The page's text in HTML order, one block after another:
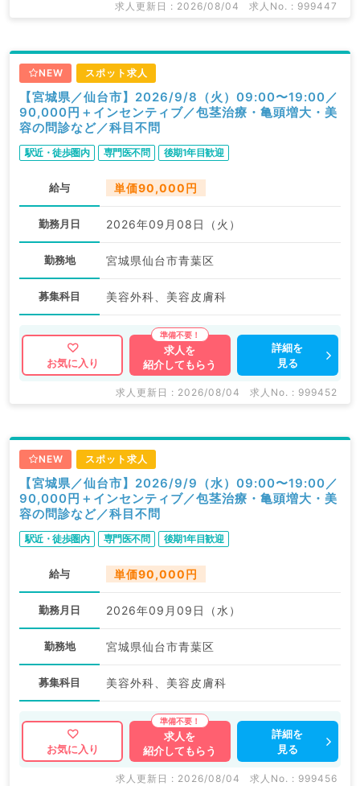
求人更新日 : 2026/08/04 求人No. : 999447
NEW スポット求人
【宮城県／仙台市】2026/9/8（火）09:00〜19:00／
90,000円＋インセンティブ／包茎治療・亀頭増大・美
容の問診など／科目不問
駅近・徒歩圏内 専門医不問 後期1年目歓迎
給与 単価90,000円
勤務月日 2026年09月08日（火）
勤務地 宮城県仙台市青葉区
募集科目 美容外科、美容皮膚科
お気に入り
求人を
紹介してもらう
詳細を
見る
求人更新日 : 2026/08/04 求人No. : 999452
NEW スポット求人
【宮城県／仙台市】2026/9/9（水）09:00〜19:00／
90,000円＋インセンティブ／包茎治療・亀頭増大・美
容の問診など／科目不問
駅近・徒歩圏内 専門医不問 後期1年目歓迎
給与 単価90,000円
勤務月日 2026年09月09日（水）
勤務地 宮城県仙台市青葉区
募集科目 美容外科、美容皮膚科
お気に入り
求人を
紹介してもらう
詳細を
見る
求人更新日 : 2026/08/04 求人No. : 999456